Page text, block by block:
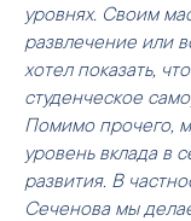
уровнях. Своим
развлечение или
хотел показать,
студенческое
Помимо прочего,
уровень вклада в
развития. В
Сеченова мы